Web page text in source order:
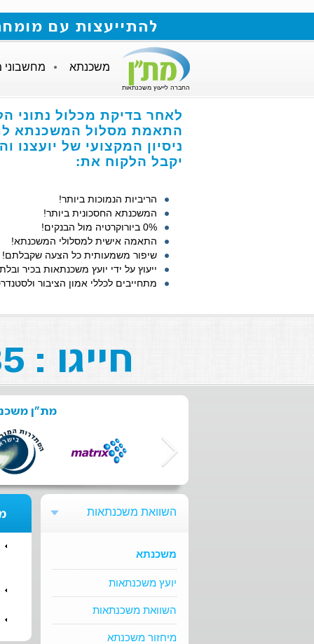
להתייעצות עם מומחה למשכנתאות
החברה לייעוץ משכנתאות
משכנתא
לאחר בדיקת מכלול נתוני
התאמת מסלול המשכנתא
ניסיון המקצועי של
יקבל הלקוח את:
הריביות הנמוכות ביותר!
המשכנתא החסכונית ביותר!
0% ביורוקרטיה מול הבנקים!
התאמה אישית למסלולי המשכנתא!
שיפור משמעותית כל הצעה שקבלתם!
ייעוץ על ידי יועץ משכנתאות בכיר
מתחייבים לכללי אמון הציבור
חייגו : 073-211-26-85
מת"ן
השוואת משכנתאות
משכנתא
יועץ משכנתאות
השוואת משכנתאות
מיחזור משכנתא